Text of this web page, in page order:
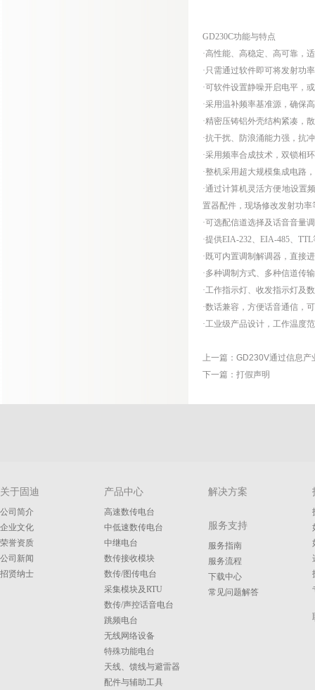
GD230C功能与特点
·高性能、高稳定、高可靠，
·只需通过软件即可将发射功
·可软件设置静噪开启电平，
·采用温补频率基准源，确保
·精密压铸铝外壳结构紧凑，
·抗干扰、防浪涌能力强，抗
·采用频率合成技术，双锁相
·整机采用超大规模集成电路
·通过计算机灵活方便地设置
置器配件，现场修改发射功率
·可选配信道选择及话音音量
·提供EIA-232、EIA-485、
·既可内置调制解调器，直接
·多种调制方式、多种信道传
·工作指示灯、收发指示灯及
·数话兼容，方便话音通信，
·工业级产品设计，工作温度
上一篇： GD230V通过信息产
下一篇： 打假声明
关于固迪
公司简介
企业文化
荣誉资质
公司新闻
招贤纳士
产品中心
高速数传电台
中低速数传电台
中继电台
数传接收模块
数传/图传电台
采集模块及RTU
数传/声控话音电台
跳频电台
无线网络设备
特殊功能电台
天线、馈线与避雷器
配件与辅助工具
解决方案
服务支持
服务指南
服务流程
下载中心
常见问题解答